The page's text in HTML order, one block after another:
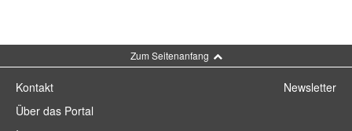
Hoffmann, Sandra
Huber, Katja
Zapf, Nora
Zum Seitenanfang
Kontakt
Über das Portal
Newsletter